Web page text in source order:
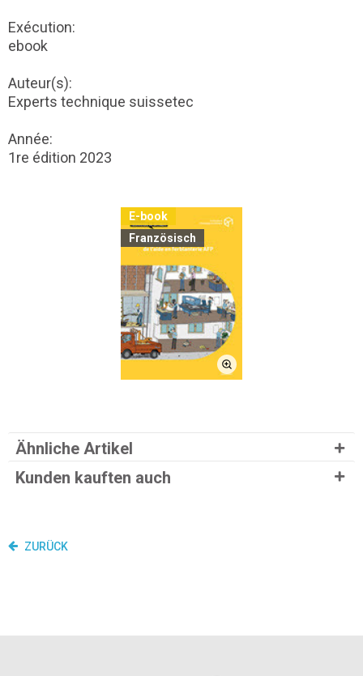
Exécution:
ebook
Auteur(s):
Experts technique suissetec
Année:
1re édition 2023
E-book
Französisch
Ähnliche Artikel
Kunden kauften auch
ZURÜCK